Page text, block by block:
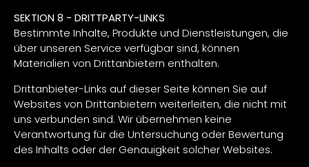
SEKTION 8 - DRITTPARTY-LINKS
Bestimmte Inhalte, Produkte und Dienstleistungen, die
über unseren Service verfügbar sind, können
Materialien von Drittanbietern enthalten.
Drittanbieter-Links auf dieser Seite können Sie auf
Websites von Drittanbietern weiterleiten, die nicht mit
uns verbunden sind. Wir übernehmen keine
Verantwortung für die Untersuchung oder Bewertung
des Inhalts oder der Genauigkeit solcher Websites.